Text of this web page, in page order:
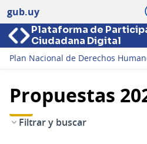
gub.uy
Plataforma de
Ciudadana Digital
Plan Nacional de Derechos
Propuestas
Filtrar y buscar